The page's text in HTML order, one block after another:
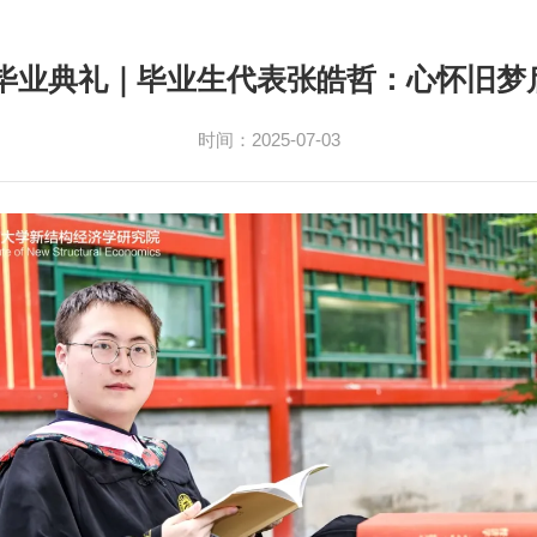
业典礼｜毕业生代表张皓哲：心怀旧梦
时间：2025-07-03